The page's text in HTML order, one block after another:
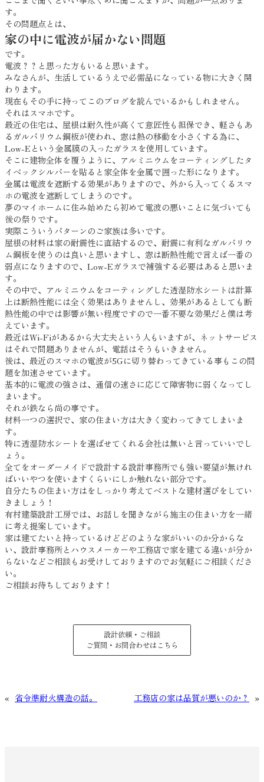
す。
その問題点とは、
家の中に電波が届かない問題
です。
電波？？と思った方もいると思います。
みなさんが、生活しているうえで必需品になっている物に大きく関
わります。
現在もその手に持ってこのブログを読んでいるかもしれません。
それはスマホです。
最近の住宅は、屋根は耐久性が高くて意匠性も担保でき、軽さもあ
るガルバリウム鋼板が使われ、窓は熱の移動を小さくする為に、
Low-Eという金属膜の入ったガラスを使用しています。
そこに建物全体を覆うように、アルミニウムをコーティングしたタ
イベックシルバーを貼ると家全体を金属で囲った形になります。
金属は電波を遮断する効果がありますので、外から入ってくるスマ
ホの電波を遮断してしまうのです。
夢のマイホームに住み始めたら初めて電波の悪いことに気づいても
後の祭りです。
実際こういうパターンのご家族は多いです。
屋根の材料は家の耐震性に直結するので、耐震に有利なガルバリウ
ム鋼板を使うのは良いと思いますし、窓は断熱性能で言えば一番の
弱点になりますので、Low-Eガラスで補強する必要はあると思いま
す。
その中で、アルミニウムをコーティングした透湿防水シートは計算
上は断熱性能には全く効果はありませんし、効果があるとしても断
熱性能の中では影響が無い程度ですので一番不要な効果だと僕は考
えています。
最近はWi-Fiがあるから大丈夫という人もいますが、ネットサービス
はそれで問題ありませんが、電話はそうもいきません。
後は、最近のスマホの電波が5Gに切り替わってきている事もこの問
題を加速させています。
基本的に電波の強さは、通信の速さに応じて障害物に弱くなってし
まいます。
それが鉄なら尚の事です。
材料一つの選択で、家の住まい方は大きく変わってきてしまいま
す。
特に透湿防水シートを選ばせてくれる会社は無いと言っていいでし
ょう。
全てをオーダーメイドで設計する設計事務所でも強い要望が無けれ
ばいいやつを使いますくらいにしか触れない部分です。
自分たちの住まい方はをしっかり考えてベストな建材選びをしてい
きましょう！
有村建築設計工房では、お話しを聞きながら施主の住まい方を一緒
に考え提案しています。
家は建てたいと持っているけどどのような家がいいのか分からな
い、設計事務所とハウスメーカーや工務店で家を建てる違いが分か
らないなどご相談もお受けしておりますのでお気軽にご相談くださ
い。
ご相談お待ちしております！
設計依頼・ご相談
ご質問・お問合わせはこちら
« 省令準耐火構造の話。 工務店の家は品質が悪いのか？ »